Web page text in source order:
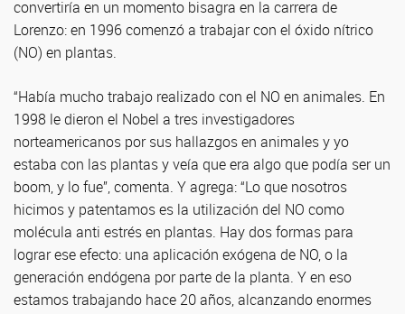
convertiría en un momento bisagra en la carrera de
Lorenzo: en 1996 comenzó a trabajar con el óxido nítrico
(NO) en plantas.
“Había mucho trabajo realizado con el NO en animales. En
1998 le dieron el Nobel a tres investigadores
norteamericanos por sus hallazgos en animales y yo
estaba con las plantas y veía que era algo que podía ser un
boom, y lo fue”, comenta. Y agrega: “Lo que nosotros
hicimos y patentamos es la utilización del NO como
molécula anti estrés en plantas. Hay dos formas para
lograr ese efecto: una aplicación exógena de NO, o la
generación endógena por parte de la planta. Y en eso
estamos trabajando hace 20 años, alcanzando enormes